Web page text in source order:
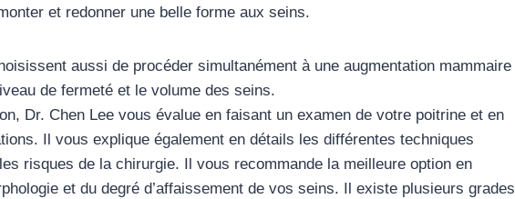
et redonner une belle forme aux seins.
aussi de procéder simultanément à une augmentation mammaire
de fermeté et le volume des seins.
Dr. Chen Lee vous évalue en faisant un examen de votre poitrine et en
Il vous explique également en détails les différentes techniques
risques de la chirurgie. Il vous recommande la meilleure option en
et du degré d’affaissement de vos seins. Il existe plusieurs grades